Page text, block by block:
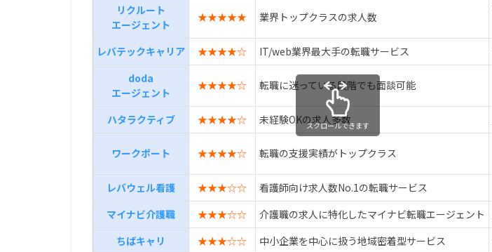
リクルート
エージェント
★★★★★ 業界トップクラスの求人数
レバテックキャリア ★★★★☆ IT/web業界最大手の転職サービス
doda
エージェント
★★★★☆ 転職に迷っている段階でも面談可能
ハタラクティブ ★★★★☆ 未経験OKの求人多数
ワークポート ★★★★☆ 転職の支援実績がトップクラス
レバウェル看護 ★★★☆☆ 看護師向け求人数No.1の転職サービス
マイナビ介護職
★★★☆☆ 介護職の求人に特化したマイナビ転職エージェント
ちばキャリ
★★★☆☆ 中小企業を中心に扱う地域密着型サービス
スクロールできます